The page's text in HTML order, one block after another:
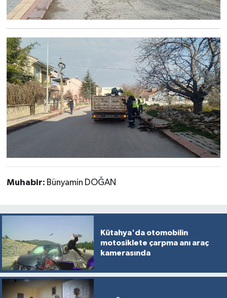
Muhabir: Bünyamin DOĞAN
Kütahya'da otomobilin
motosiklete çarpma anı araç
kamerasında